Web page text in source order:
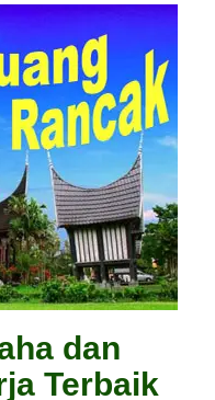
dan
Terbaik